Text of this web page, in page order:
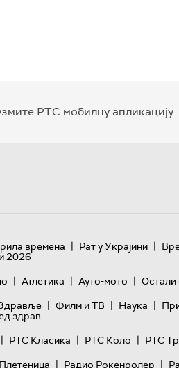
РТС мобилну апликацију
времена | Рат у Украјини |
2026
| Атлетика | Ауто-мото | Остали
| Филм и ТВ | Наука |
здрав
| РТС Класика | РТС Коло | РТС
| Радио Рокенролер |